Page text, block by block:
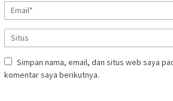
Simpan nama, email, dan situs web saya
komentar saya berikutnya.